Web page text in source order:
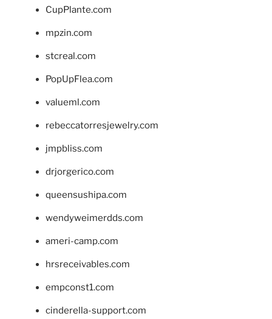
CupPlante.com
mpzin.com
stcreal.com
PopUpFlea.com
valueml.com
rebeccatorresjewelry.com
jmpbliss.com
drjorgerico.com
queensushipa.com
wendyweimerdds.com
ameri-camp.com
hrsreceivables.com
empconst1.com
cinderella-support.com